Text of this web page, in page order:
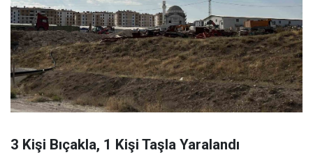
3 Kişi Bıçakla, 1 Kişi Taşla Yaralandı